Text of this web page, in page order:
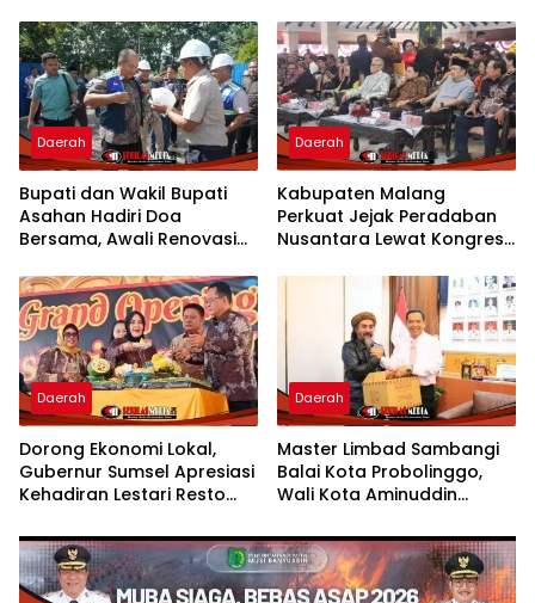
Prioritas 2027
Daerah
Bupati dan Wakil Bupati
Asahan Hadiri Doa
Bersama, Awali Renovasi
Daerah
Kabupaten Malang
Perkuat Jejak Peradaban
Nusantara Lewat Kongres
Daerah
Dorong Ekonomi Lokal,
Gubernur Sumsel Apresiasi
Kehadiran Lestari Resto
Opening 50%
Daerah
Master Limbad Sambangi
Balai Kota Probolinggo,
Wali Kota Aminuddin
Silaturahmi